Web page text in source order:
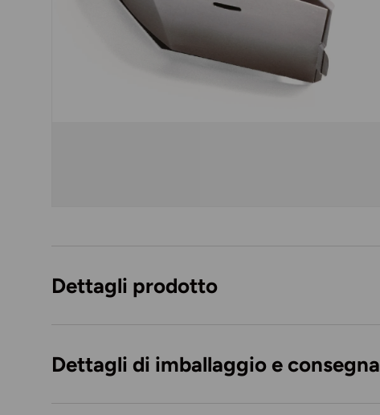
Dettagli prodotto
Dettagli di imballaggio e consegna